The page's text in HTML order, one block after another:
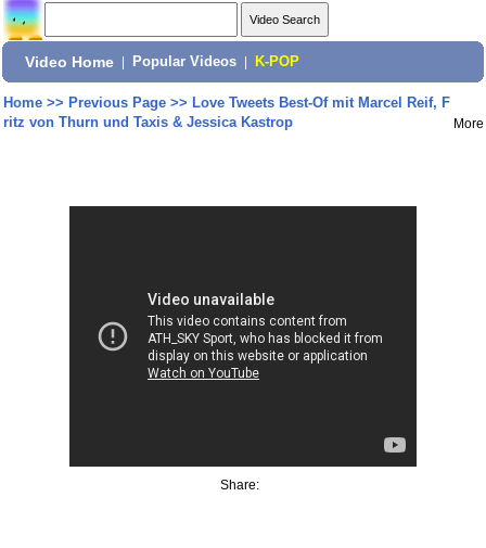
Video Home Popular Videos K-POP
Home>> Previous Page>> Love Tweets Best-Of mit Marcel Reif, F
ritz von Thurn und Taxis & Jessica Kastrop
More
Share: